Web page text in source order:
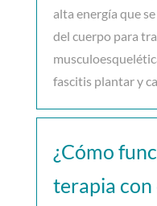
alta energía que
del cuerpo para
fascitis plantar y
¿Cómo
terapia con